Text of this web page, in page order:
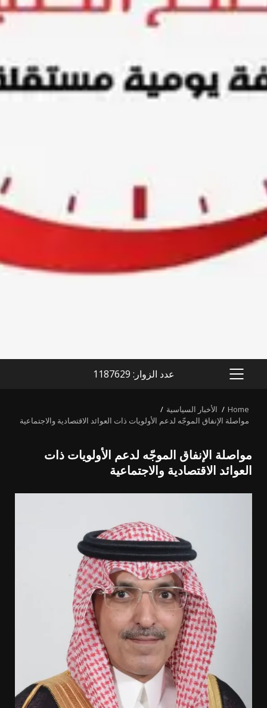
PRIMARY
عدد الزوار: 1187629
Home
الأخبار السياسية
مواصلة الإنفاق الموجّه لدعم الأولويات ذات العوائد الاقتصادية والاجتماعية
مواصلة الإنفاق الموجّه لدعم الأولويات ذات
العوائد الاقتصادية والاجتماعية